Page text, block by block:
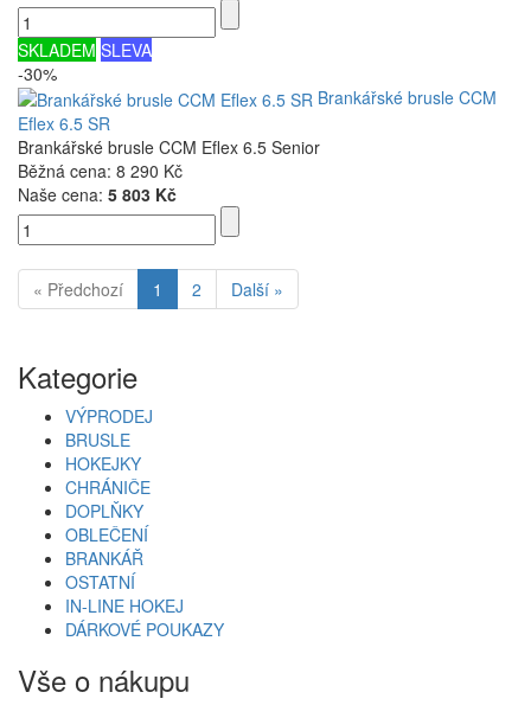
SKLADEM SLEVA
-30%
Brankářské brusle CCM
Eflex 6.5 SR
Brankářské brusle CCM Eflex 6.5 Senior
Běžná cena: 8 290 Kč
Naše cena: 5 803 Kč
« Předchozí 1 2 Další »
Kategorie
VÝPRODEJ
BRUSLE
HOKEJKY
CHRÁNIČE
DOPLŇKY
OBLEČENÍ
BRANKÁŘ
OSTATNÍ
IN-LINE HOKEJ
DÁRKOVÉ POUKAZY
Vše o nákupu